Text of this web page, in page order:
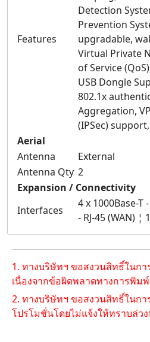
Features
Detection
Prevention
upgradable,
Virtual Private
of Service
USB Dongle
802.1x
Aggregation,
(IPSec)
Aerial
Antenna
External
Antenna Qty 2
Expansion / Connectivity
Interfaces
4 x 1000Base-T
- RJ-45 (WAN) ¦
1. ทางบริษัทฯ ขอสงวนสิทธิ์ในก
เนื่องจากข้อผิดพลาดทางการพิม
2. ทางบริษัทฯ ขอสงวนสิทธิ์ในกา
โปรโมชั่นโดยไม่แจ้งให้ทราบล่ว